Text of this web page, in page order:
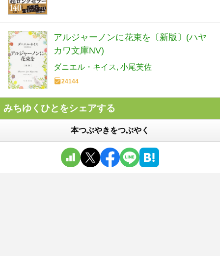
アルジャーノンに花束を〔新版〕(ハヤ
カワ文庫NV)
ダニエル・キイス 小尾芙佐
24144
みちゆくひとをシェアする
本つぶやきをつぶやく